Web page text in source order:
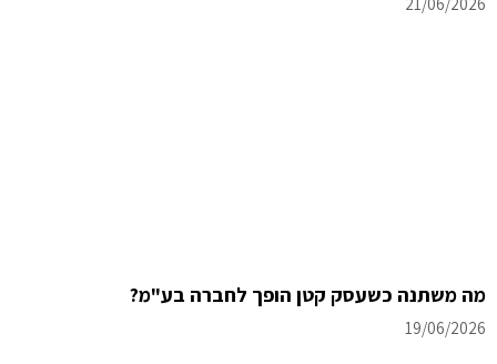
מה משתנה כשעסק קטן הופך לחברה בע"מ?
19/06/2026